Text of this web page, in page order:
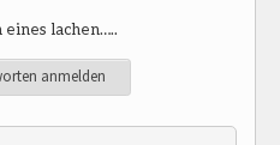
lachen…..
anmelden